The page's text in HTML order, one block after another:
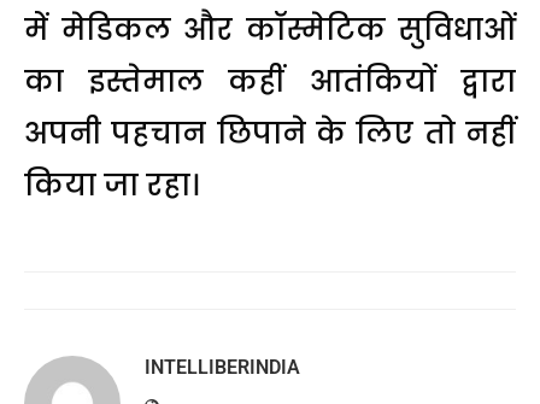
में मेडिकल और कॉस्मेटिक सुविधाओं
का इस्तेमाल कहीं आतंकियों द्वारा
अपनी पहचान छिपाने के लिए तो नहीं
किया जा रहा।
INTELLIBERINDIA